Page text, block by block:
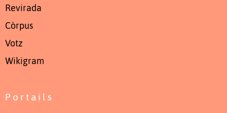
Revirada
Còrpus
Votz
Wikigram
Portails